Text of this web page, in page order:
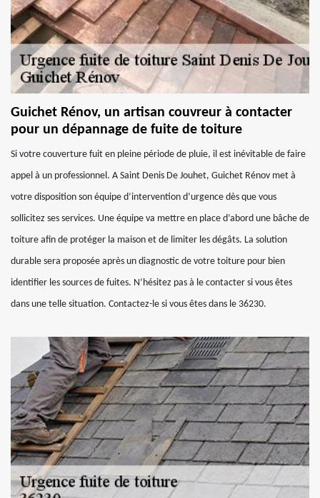
Guichet Rénov, un artisan couvreur à contacter
pour un dépannage de fuite de toiture
Si votre couverture fuit en pleine période de pluie, il est inévitable de faire
appel à un professionnel. A Saint Denis De Jouhet, Guichet Rénov met à
votre disposition son équipe d’intervention d’urgence dès que vous
sollicitez ses services. Une équipe va mettre en place d’abord une bâche de
toiture afin de protéger la maison et de limiter les dégâts. La solution
durable sera proposée après un diagnostic de votre toiture pour bien
identifier les sources de fuites. N’hésitez pas à le contacter si vous êtes
dans une telle situation. Contactez-le si vous êtes dans le 36230.